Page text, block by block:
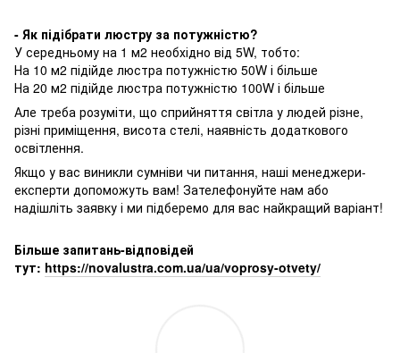
- Як підібрати люстру за потужністю?
У середньому на 1 м2 необхідно від 5W, тобто:
На 10 м2 підійде люстра потужністю 50W і більше
На 20 м2 підійде люстра потужністю 100W і більше
Але треба розуміти, що сприйняття світла у людей різне,
різні приміщення, висота стелі, наявність додаткового
освітлення.
Якщо у вас виникли сумніви чи питання, наші менеджери-
експерти допоможуть вам! Зателефонуйте нам або
надішліть заявку і ми підберемо для вас найкращий варіант!
Більше запитань-відповідей
тут: https://novalustra.com.ua/ua/voprosy-otvety/